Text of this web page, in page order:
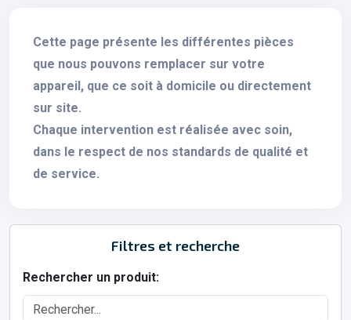
Cette page présente les différentes pièces
que nous pouvons remplacer sur votre
appareil, que ce soit à domicile ou directement
sur site.
Chaque intervention est réalisée avec soin,
dans le respect de nos standards de qualité et
de service.
Filtres et recherche
Rechercher un produit: